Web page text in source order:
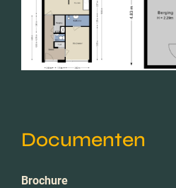
Documenten
Brochure